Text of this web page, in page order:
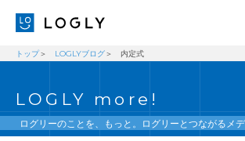
日本
経営理念
メッセージ
トップ LOGLYブログ 内定式
LOGLY more!
ログリーのことを、もっと。ログリーとつながるメ